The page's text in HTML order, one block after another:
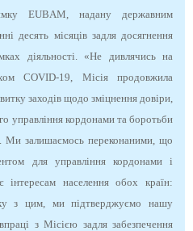
EUBAM, надану державним
десять місяців задля досягнення
діяльності. «Не дивлячись на
COVID-19, Місія продовжила
заходів щодо зміцнення довіри,
управління кордонами та боротьби
Ми залишаємось переконаними, що
для управління кордонами і
інтересам населення обох країн:
з цим, ми підтверджуємо нашу
з Місією задля забезпечення